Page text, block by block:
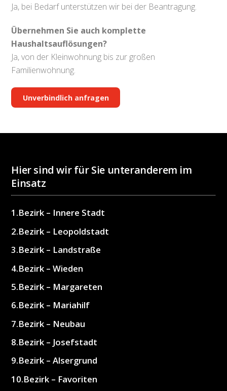
Ja, bei Bedarf unterstützen wir bei der Beantragung.
Übernehmen Sie auch komplette
Haushaltsauflösungen?
Ja, von der Kleinwohnung bis zur großen
Familienwohnung.
Unverbindlich anfragen
Hier sind wir für Sie unteranderem im
Einsatz
1.Bezirk – Innere Stadt
2.Bezirk – Leopoldstadt
3.Bezirk – Landstraße
4.Bezirk – Wieden
5.Bezirk – Margareten
6.Bezirk – Mariahilf
7.Bezirk – Neubau
8.Bezirk – Josefstadt
9.Bezirk – Alsergrund
10.Bezirk – Favoriten